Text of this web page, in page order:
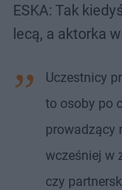
ESKA: Tak
lecą, a aktorka
Uczestnicy
to osoby po
prowadzący
wcześniej w
czy